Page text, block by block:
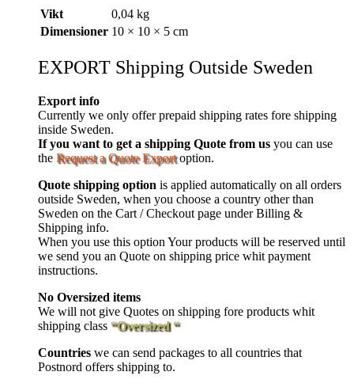
Vikt
0,04 kg
Dimensioner 10 × 10 × 5 cm
EXPORT Shipping Outside Sweden
Export info
Currently we only offer prepaid shipping rates fore shipping
inside Sweden.
If you want to get a shipping Quote from us you can use
the Request a Quote Exportoption.
Quote shipping option is applied automatically on all orders
outside Sweden, when you choose a country other than
Sweden on the Cart / Checkout page under Billing &
Shipping info.
When you use this option Your products will be reserved until
we send you an Quote on shipping price whit payment
instructions.
No Oversized items
We will not give Quotes on shipping fore products whit
shipping class “Oversized “
Countries we can send packages to all countries that
Postnord offers shipping to.